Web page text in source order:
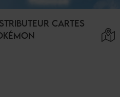
CARTES